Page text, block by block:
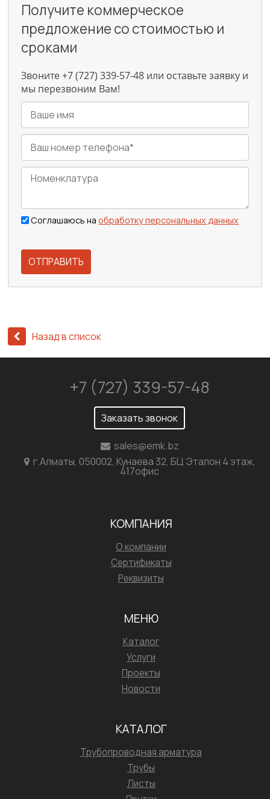
Получите коммерческое
предложение со стоимостью и
сроками
Звоните +7 (727) 339-57-48 или оставьте заявку и
мы перезвоним Вам!
Соглашаюсь наобработку персональных данных
ОТПРАВИТЬ
Назад в список
+7 (727) 339-57-48
Заказать звонок
sales@emk.bz
г.Алматы, 050002, Кунаева 32, БЦ Эталон 4 этаж,
417офис
КОМПАНИЯ
О компании
Сертификаты
Реквизиты
МЕНЮ
Каталог
Услуги
Проекты
Новости
КАТАЛОГ
Трубопроводная арматура
Трубы
Листы